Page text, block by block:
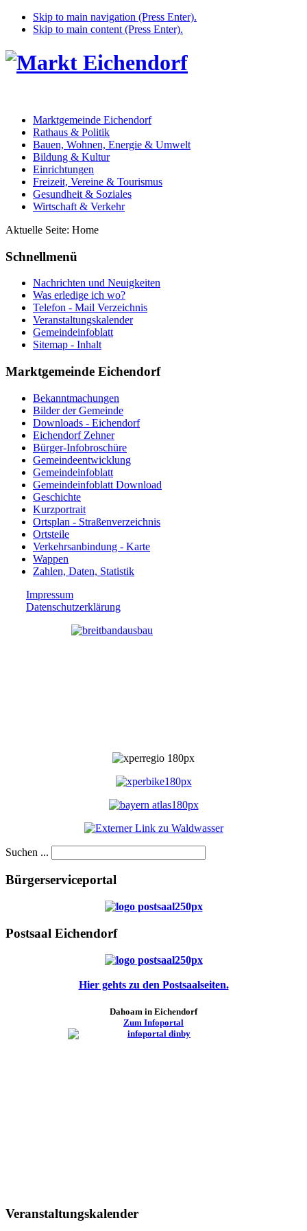
Skip to main navigation (Press Enter).
Skip to main content (Press Enter).
Marktgemeinde Eichendorf
Rathaus & Politik
Bauen, Wohnen, Energie & Umwelt
Bildung & Kultur
Einrichtungen
Freizeit, Vereine & Tourismus
Gesundheit & Soziales
Wirtschaft & Verkehr
Aktuelle Seite: Home
Schnellmenü
Nachrichten und Neuigkeiten
Was erledige ich wo?
Telefon - Mail Verzeichnis
Veranstaltungskalender
Gemeindeinfoblatt
Sitemap - Inhalt
Marktgemeinde Eichendorf
Bekanntmachungen
Bilder der Gemeinde
Downloads - Eichendorf
Eichendorf Zehner
Bürger-Infobroschüre
Gemeindeentwicklung
Gemeindeinfoblatt
Gemeindeinfoblatt Download
Geschichte
Kurzportrait
Ortsplan - Straßenverzeichnis
Ortsteile
Verkehrsanbindung - Karte
Wappen
Zahlen, Daten, Statistik
Impressum
Datenschutzerklärung
Suchen ...
Bürgerserviceportal
Postsaal Eichendorf
Hier gehts zu den Postsaalseiten.
Dahoam in Eichendorf
Zum Infoportal
Veranstaltungskalender